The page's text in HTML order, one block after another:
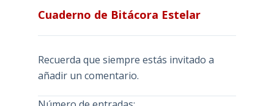
Cuaderno de Bitácora Estelar
Recuerda que siempre estás invitado a
añadir un comentario.